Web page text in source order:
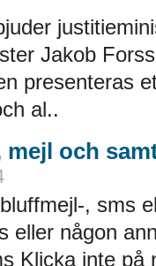
Jakob
presenteras
al..
och
, sms
eller någon
Klicka inte på